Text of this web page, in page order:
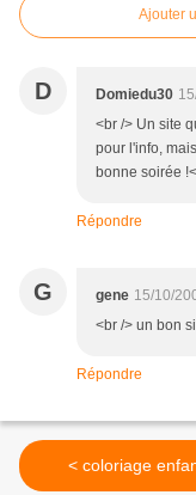
Ajouter
D Domiedu30
<br /> Un site
pour l'info,
bonne soirée
Répondre
G gene 15/10/
<br /> un bon
Répondre
< coloriage